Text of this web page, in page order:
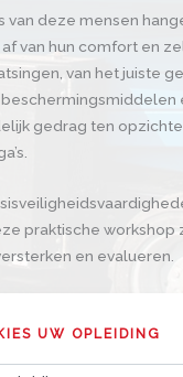
van deze mensen
van hun comfort en
van het juiste
gedrag ten
praktische workshop
en evalueren.
UW OPLEIDING